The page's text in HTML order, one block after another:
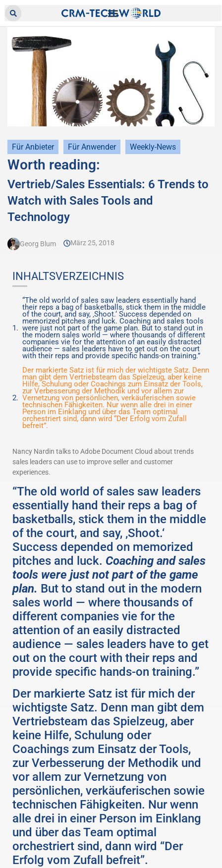
Für Anbieter Für Anwender Weekly-News
Worth reading:
Vertrieb/Sales Essentials: 6 Trends to
Watch with Sales Tools and
Technology
Georg Blum März 25, 2018
INHALTSVERZEICHNIS
“The old world of sales saw leaders essentially hand
their reps a bag of basketballs, stick them in the middle
of the court, and say, ‚Shoot.‘ Success depended on
memorized pitches and luck. Coaching and sales tools
were just not part of the game plan. But to stand out in
the modern sales world — where thousands of different
companies vie for the attention of an easily distracted
audience — sales leaders have to get out on the court
with their reps and provide specific hands-on training.”
Der markierte Satz ist für mich der wichtigste Satz. Denn
man gibt dem Vertriebsteam das Spielzeug, aber keine
Hilfe, Schulung oder Coachings zum Einsatz der Tools,
zur Verbesserung der Methodik und vor allem zur
Vernetzung von persönlichen, verkäuferischen sowie
technischen Fähigkeiten. Nur wenn alle drei in einer
Person im Einklang und über das Team optimal
orchestriert sind, dann wird “Der Erfolg vom Zufall
befreit”.
Nancy Nardin talks to Adobe Document Cloud about trends
sales leaders can use to improve seller and customer
experiences.
“The old world of sales saw leaders
essentially hand their reps a bag of
basketballs, stick them in the middle
of the court, and say, ‚Shoot.‘
Success depended on memorized
pitches and luck. Coaching and sales
tools were just not part of the game
plan. But to stand out in the modern
sales world — where thousands of
different companies vie for the
attention of an easily distracted
audience — sales leaders have to get
out on the court with their reps and
provide specific hands-on training.”
Der markierte Satz ist für mich der
wichtigste Satz. Denn man gibt dem
Vertriebsteam das Spielzeug, aber
keine Hilfe, Schulung oder
Coachings zum Einsatz der Tools,
zur Verbesserung der Methodik und
vor allem zur Vernetzung von
persönlichen, verkäuferischen sowie
technischen Fähigkeiten. Nur wenn
alle drei in einer Person im Einklang
und über das Team optimal
orchestriert sind, dann wird “Der
Erfolg vom Zufall befreit”.